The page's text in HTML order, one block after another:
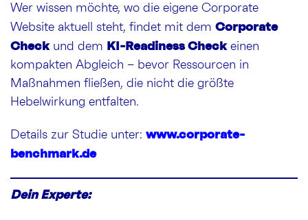
Wer wissen möchte, wo die eigene Corporate
Website aktuell steht, findet mit dem Corporate
Checkund dem KI-Readiness Checkeinen
kompakten Abgleich – bevor Ressourcen in
Maßnahmen fließen, die nicht die größte
Hebelwirkung entfalten.
Details zur Studie unter: www.corporate-
benchmark.de
Dein Experte: